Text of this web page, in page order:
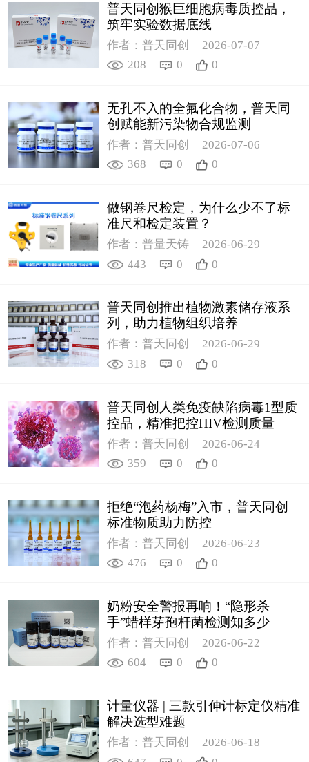
普天同创猴巨细胞病毒质控品，
筑牢实验数据底线
作者：普天同创
2026-07-07
208
0 0
无孔不入的全氟化合物，普天同
创赋能新污染物合规监测
作者：普天同创
2026-07-06
368
0 0
做钢卷尺检定，为什么少不了标
准尺和检定装置？
作者：普量天铸
2026-06-29
443
0 0
普天同创推出植物激素储存液系
列，助力植物组织培养
作者：普天同创
2026-06-29
318
0 0
普天同创人类免疫缺陷病毒1型质
控品，精准把控HIV检测质量
作者：普天同创
2026-06-24
359
0 0
拒绝“泡药杨梅”入市，普天同创
标准物质助力防控
作者：普天同创
2026-06-23
476
0 0
奶粉安全警报再响！“隐形杀
手”蜡样芽孢杆菌检测知多少
作者：普天同创
2026-06-22
604
0 0
计量仪器 | 三款引伸计标定仪精准
解决选型难题
作者：普天同创
2026-06-18